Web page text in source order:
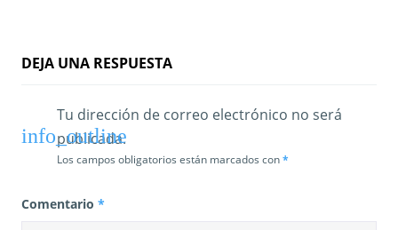
d
DEJA UNA RESPUESTA
Tu dirección de correo electrónico no será
publicada.
Los campos obligatorios están marcados con*
Comentario *